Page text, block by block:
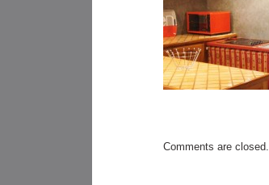
Comments are closed.